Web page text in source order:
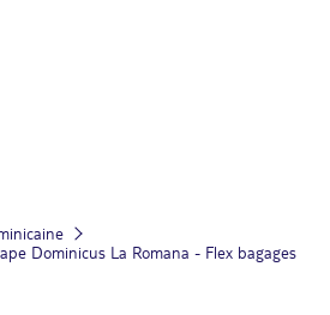
Dominicus La Romana - Flex bagages